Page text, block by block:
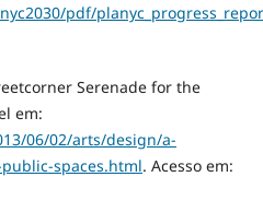
pdf/
Serenade for the
em:
06/02/arts/design/a-
spaces.html. Acesso em: